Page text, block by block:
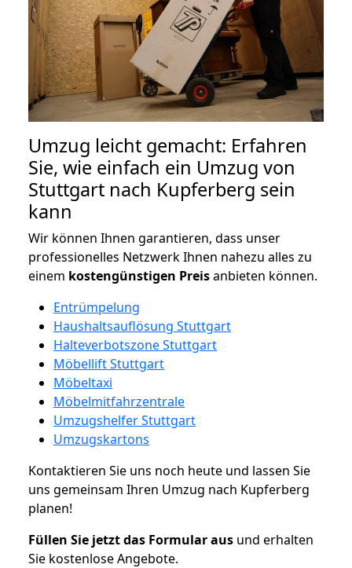
Umzug leicht gemacht: Erfahren
Sie, wie einfach ein Umzug von
Stuttgart nach Kupferberg sein
kann
Wir können Ihnen garantieren, dass unser
professionelles Netzwerk Ihnen nahezu alles zu
einem kostengünstigen Preisanbieten können.
Entrümpelung
Haushaltsauflösung Stuttgart
Halteverbotszone Stuttgart
Möbellift Stuttgart
Möbeltaxi
Möbelmitfahrzentrale
Umzugshelfer Stuttgart
Umzugskartons
Kontaktieren Sie uns noch heute und lassen Sie
uns gemeinsam Ihren Umzug nach Kupferberg
planen!
Füllen Sie jetzt das Formular aus und erhalten
Sie kostenlose Angebote.